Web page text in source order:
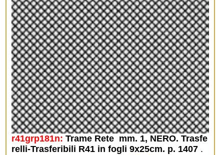
r41grp181n: Trame Rete  mm. 1, NERO. Trasfe
relli-Trasferibili R41 in fogli 9x25cm. p. 1407 .